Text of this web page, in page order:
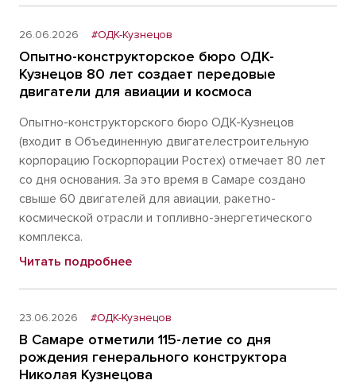
26.06.2026 #ОДК-Кузнецов
Опытно-конструкторское бюро ОДК-
Кузнецов 80 лет создает передовые
двигатели для авиации и космоса
Опытно-конструкторского бюро ОДК-Кузнецов
(входит в Объединенную двигателестроительную
корпорацию Госкорпорации Ростех) отмечает 80 лет
со дня основания. За это время в Самаре создано
свыше 60 двигателей для авиации, ракетно-
космической отрасли и топливно-энергетического
комплекса.
Читать подробнее
23.06.2026 #ОДК-Кузнецов
В Самаре отметили 115-летие со дня
рождения генерального конструктора
Николая Кузнецова